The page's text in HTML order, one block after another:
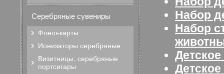
Набор
Набор
Серебряные сувениры
Флеш-карты
Ионизаторы серебряные
Визитницы, серебряные
портсигары